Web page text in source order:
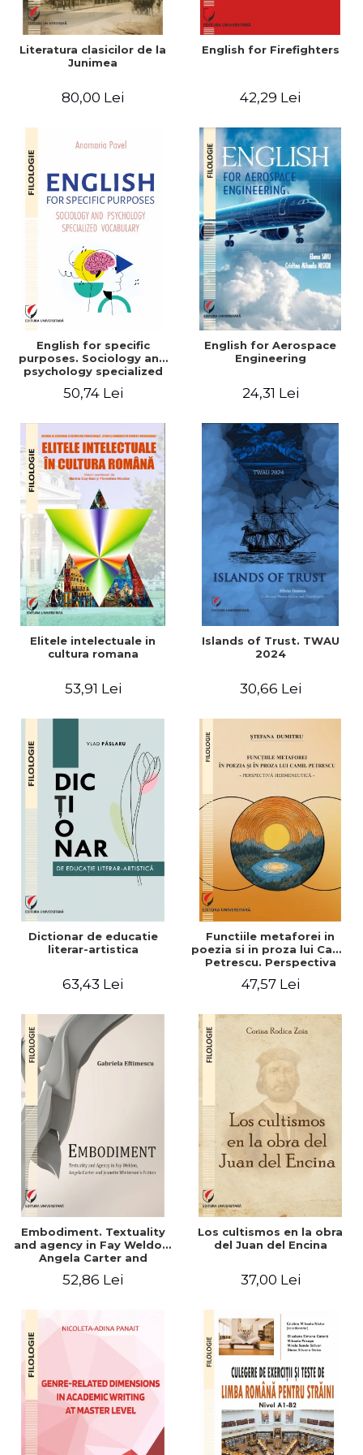
Literatura clasicilor de la
Junimea
80,00 Lei
English for Firefighters
42,29 Lei
English for specific
purposes. Sociology and
psychology specialized
50,74 Lei
English for Aerospace
Engineering
24,31 Lei
Elitele intelectuale in
cultura romana
53,91 Lei
Islands of Trust. TWAU
2024
30,66 Lei
Dictionar de educatie
literar-artistica
63,43 Lei
Functiile metaforei in
poezia si in proza lui Camil
Petrescu. Perspectiva
47,57 Lei
Embodiment. Textuality
and agency in Fay Weldon,
Angela Carter and
fiction
52,86 Lei
Los cultismos en la obra
del Juan del Encina
37,00 Lei